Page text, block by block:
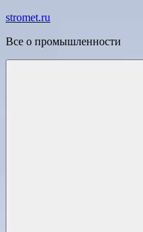
Перейти
содержимому
stromet.ru
Все о промышленности